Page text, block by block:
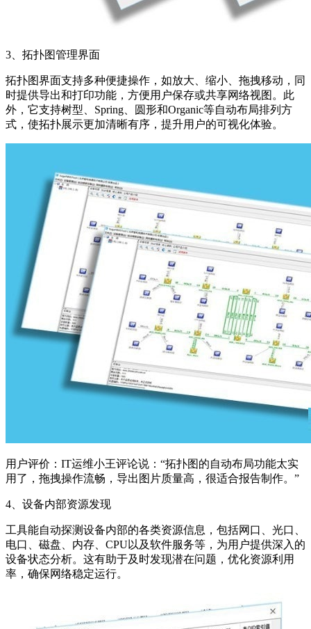
3、拓扑图管理界面
拓扑图界面支持多种便捷操作，如放大、缩小、拖拽移动，同
时提供导出和打印功能，方便用户保存或共享网络视图。此
外，它支持树型、Spring、圆形和Organic等自动布局排列方
式，使拓扑展示更加清晰有序，提升用户的可视化体验。
用户评价：IT运维小王评论说：“拓扑图的自动布局功能太实
用了，拖拽操作流畅，导出图片质量高，很适合报告制作。”
4、设备内部资源发现
工具能自动探测设备内部的各类资源信息，包括网口、光口、
电口、磁盘、内存、CPU以及软件服务等，为用户提供深入的
设备状态分析。这有助于及时发现潜在问题，优化资源利用
率，确保网络稳定运行。